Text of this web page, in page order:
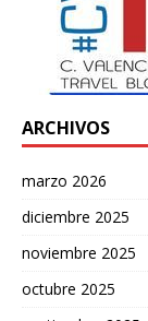
ARCHIVOS
marzo 2026
diciembre 2025
noviembre 2025
octubre 2025